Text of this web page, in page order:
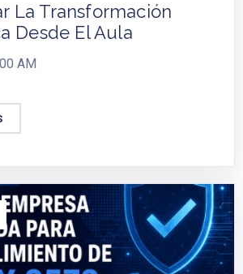
La Transformación
Desde El Aula
AM